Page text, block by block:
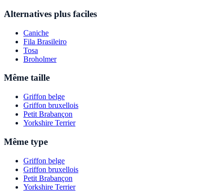
Alternatives plus faciles
Caniche
Fila Brasileiro
Tosa
Broholmer
Même taille
Griffon belge
Griffon bruxellois
Petit Brabançon
Yorkshire Terrier
Même type
Griffon belge
Griffon bruxellois
Petit Brabançon
Yorkshire Terrier